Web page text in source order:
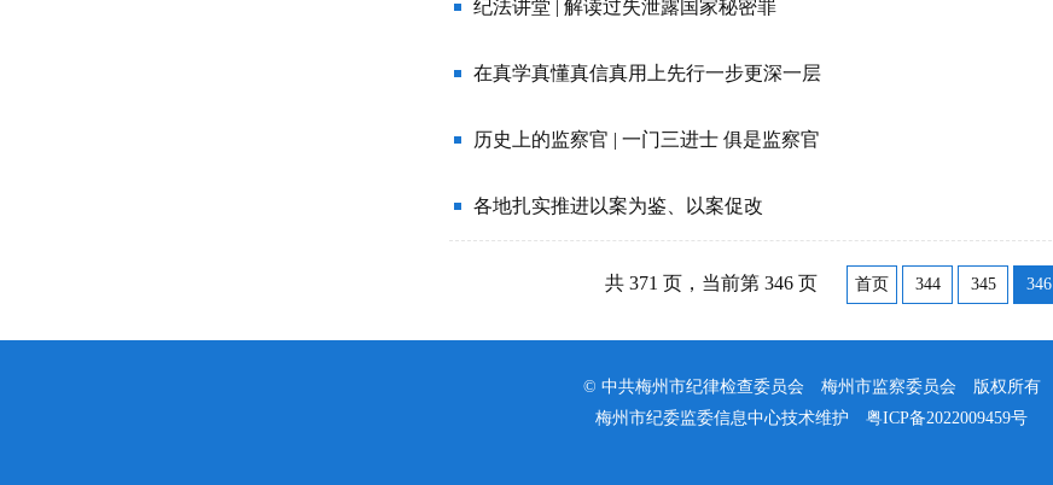
纪法讲堂 | 解读过失泄露国家秘密罪
在真学真懂真信真用上先行一步更深一层
历史上的监察官 | 一门三进士 俱是监察官
各地扎实推进以案为鉴、以案促改
共 371 页，当前第 346 页 首页 344 345 346
© 中共梅州市纪律检查委员会 梅州市监察委员会 版权所有
梅州市纪委监委信息中心技术维护 粤ICP备2022009459号